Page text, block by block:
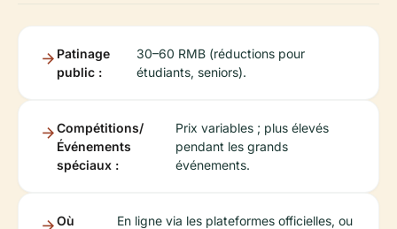
Patinage
public :
30–60 RMB (réductions pour
étudiants, seniors).
Compétitions/
Événements
spéciaux :
Prix variables ; plus élevés
pendant les grands
événements.
Où
En ligne via les plateformes officielles, ou